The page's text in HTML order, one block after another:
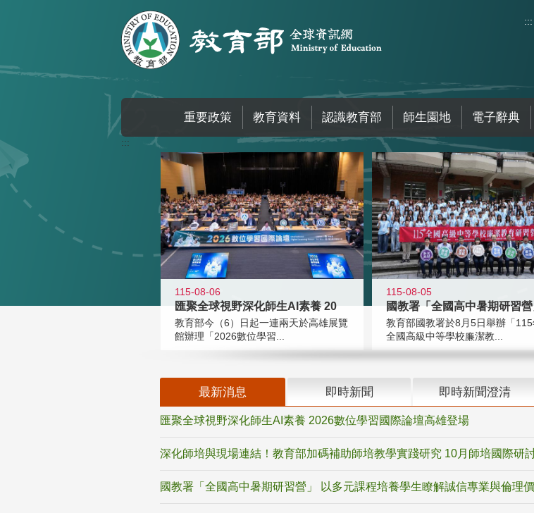
:::
重要政策 教育資料 認識教育部 師生園地 電子辭典
:::
115-08-06
匯聚全球視野深化師生AI素養 20
教育部今（6）日起一連兩天於高雄展覽
館辦理「2026數位學習...
115-08-05
教育部國教署於8月5日舉辦「
全國高級中等學校廉潔教...
最新消息 即時新聞 即時新聞澄清
匯聚全球視野深化師生AI素養 2026數位學習國際論壇高雄登場
深化師培與現場連結！教育部加碼補助師培教學實踐研究 10月師培國際研
國教署「全國高中暑期研習營」 以多元課程培養學生瞭解誠信專業與倫理